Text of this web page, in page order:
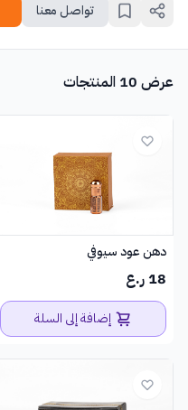
تواصل معنا
عرض 10 المنتجات
دهن عود سيوفي
18 ر.ع
إضافة إلى السلة